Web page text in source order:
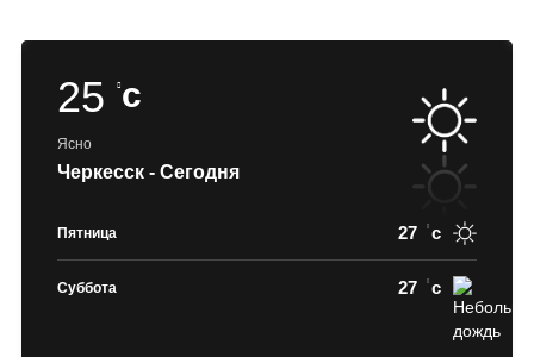
25 c
Ясно
Черкесск - Сегодня
Пятница 27 c
Суббота 27 c